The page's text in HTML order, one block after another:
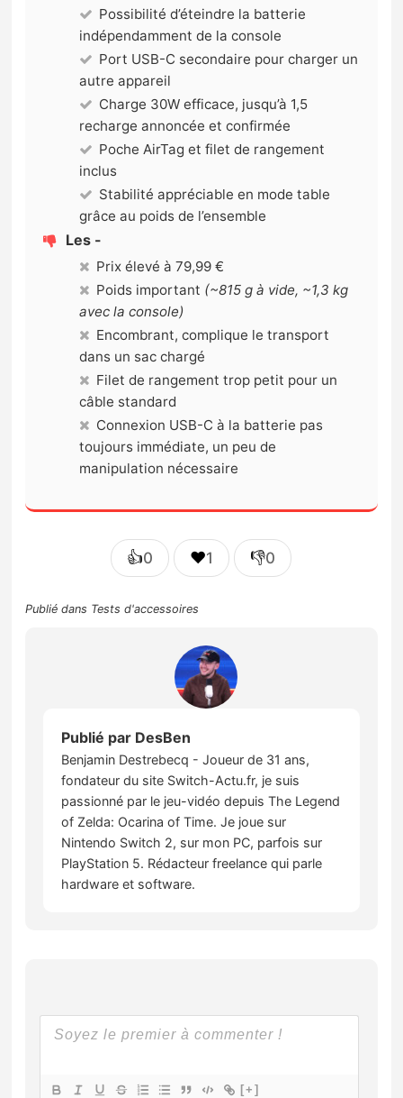
Possibilité d’éteindre la batterie
indépendamment de la console
Port USB-C secondaire pour charger un
autre appareil
Charge 30W efficace, jusqu’à 1,5
recharge annoncée et confirmée
Poche AirTag et filet de rangement
inclus
Stabilité appréciable en mode table
grâce au poids de l’ensemble
Les -
Prix élevé à 79,99 €
Poids important (~815 g à vide, ~1,3 kg
avec la console)
Encombrant, complique le transport
dans un sac chargé
Filet de rangement trop petit pour un
câble standard
Connexion USB-C à la batterie pas
toujours immédiate, un peu de
manipulation nécessaire
👍0 ❤️1 👎0
Publié dans Tests d'accessoires
Publié par DesBen
Benjamin Destrebecq - Joueur de 31 ans,
fondateur du site Switch-Actu.fr, je suis
passionné par le jeu-vidéo depuis The Legend
of Zelda: Ocarina of Time. Je joue sur
Nintendo Switch 2, sur mon PC, parfois sur
PlayStation 5. Rédacteur freelance qui parle
hardware et software.
[+]